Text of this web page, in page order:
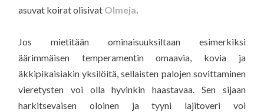
asuvat koirat olisivat Olmeja
Jos mietitään ominaisuuksiltaan esimerkiksi
äärimmäisen temperamentin omaavia, kovia ja
äkkipikaisiakin yksilöitä, sellaisten palojen sovittaminen
vieretysten voi olla hyvinkin haastavaa. Sen sijaan
harkitsevaisen oloinen ja tyyni lajitoveri voi